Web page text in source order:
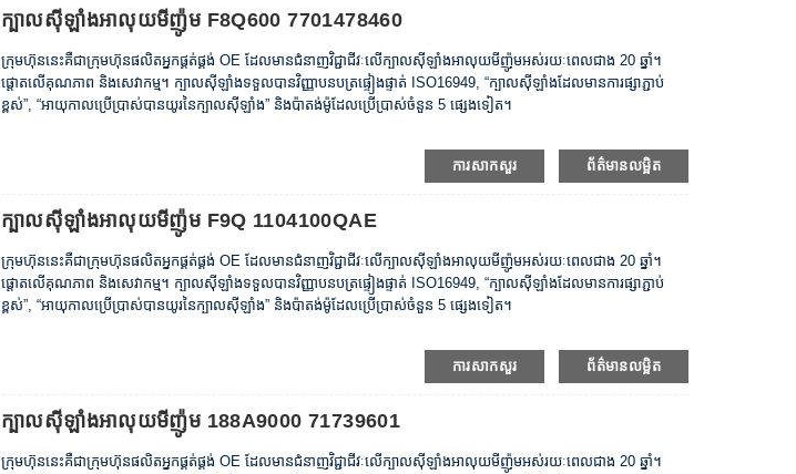
ក្បាលស៊ីឡាំងអាលុយមីញ៉ូម F8Q600 7701478460
ក្រុមហ៊ុននេះគឺជាក្រុមហ៊ុនផលិតអ្នកផ្គត់ផ្គង់ OE ដែលមានជំនាញវិជ្ជាជីវៈលើក្បាលស៊ីឡាំងអាលុយមីញ៉ូមអស់រយៈពេលជាង 20 ឆ្នាំ។
ផ្តោតលើគុណភាព និងសេវាកម្ម។ ក្បាលស៊ីឡាំងទទួលបានវិញ្ញាបនបត្រផ្ទៀងផ្ទាត់ ISO16949, “ក្បាលស៊ីឡាំងដែលមានការផ្សាភ្ជាប់
ខ្ពស់”, “អាយុកាលប្រើប្រាស់បានយូរនៃក្បាលស៊ីឡាំង” និងប៉ាតង់ម៉ូដែលប្រើប្រាស់ចំនួន 5 ផ្សេងទៀត។
ការសាកសួរ ព័ត៌មានលម្អិត
ក្បាលស៊ីឡាំងអាលុយមីញ៉ូម F9Q 1104100QAE
ក្រុមហ៊ុននេះគឺជាក្រុមហ៊ុនផលិតអ្នកផ្គត់ផ្គង់ OE ដែលមានជំនាញវិជ្ជាជីវៈលើក្បាលស៊ីឡាំងអាលុយមីញ៉ូមអស់រយៈពេលជាង 20 ឆ្នាំ។
ផ្តោតលើគុណភាព និងសេវាកម្ម។ ក្បាលស៊ីឡាំងទទួលបានវិញ្ញាបនបត្រផ្ទៀងផ្ទាត់ ISO16949, “ក្បាលស៊ីឡាំងដែលមានការផ្សាភ្ជាប់
ខ្ពស់”, “អាយុកាលប្រើប្រាស់បានយូរនៃក្បាលស៊ីឡាំង” និងប៉ាតង់ម៉ូដែលប្រើប្រាស់ចំនួន 5 ផ្សេងទៀត។
ការសាកសួរ ព័ត៌មានលម្អិត
ក្បាលស៊ីឡាំងអាលុយមីញ៉ូម 188A9000 71739601
ក្រុមហ៊ុននេះគឺជាក្រុមហ៊ុនផលិតអ្នកផ្គត់ផ្គង់ OE ដែលមានជំនាញវិជ្ជាជីវៈលើក្បាលស៊ីឡាំងអាលុយមីញ៉ូមអស់រយៈពេលជាង 20 ឆ្នាំ។